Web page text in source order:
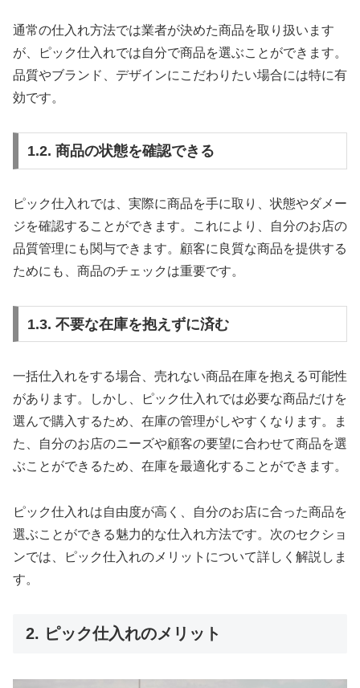
通常の仕入れ方法では業者が決めた商品を取り扱います
が、ピック仕入れでは自分で商品を選ぶことができます。
品質やブランド、デザインにこだわりたい場合には特に有
効です。
1.2. 商品の状態を確認できる
ピック仕入れでは、実際に商品を手に取り、状態やダメー
ジを確認することができます。これにより、自分のお店の
品質管理にも関与できます。顧客に良質な商品を提供する
ためにも、商品のチェックは重要です。
1.3. 不要な在庫を抱えずに済む
一括仕入れをする場合、売れない商品在庫を抱える可能性
があります。しかし、ピック仕入れでは必要な商品だけを
選んで購入するため、在庫の管理がしやすくなります。ま
た、自分のお店のニーズや顧客の要望に合わせて商品を選
ぶことができるため、在庫を最適化することができます。
ピック仕入れは自由度が高く、自分のお店に合った商品を
選ぶことができる魅力的な仕入れ方法です。次のセクショ
ンでは、ピック仕入れのメリットについて詳しく解説しま
す。
2. ピック仕入れのメリット